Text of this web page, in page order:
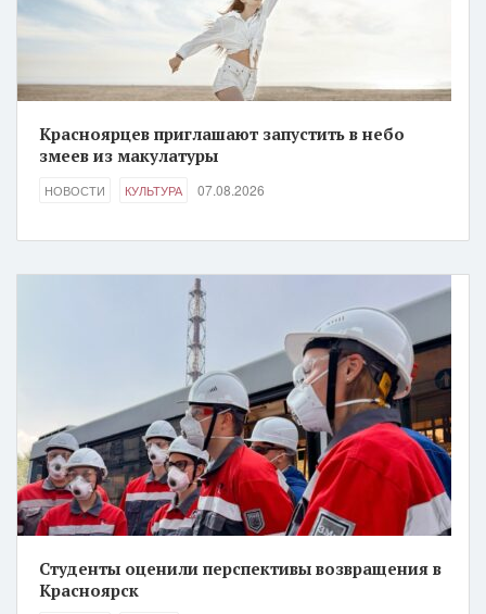
Красноярцев приглашают запустить в небо
змеев из макулатуры
НОВОСТИ КУЛЬТУРА 07.08.2026
Студенты оценили перспективы возвращения в
Красноярск